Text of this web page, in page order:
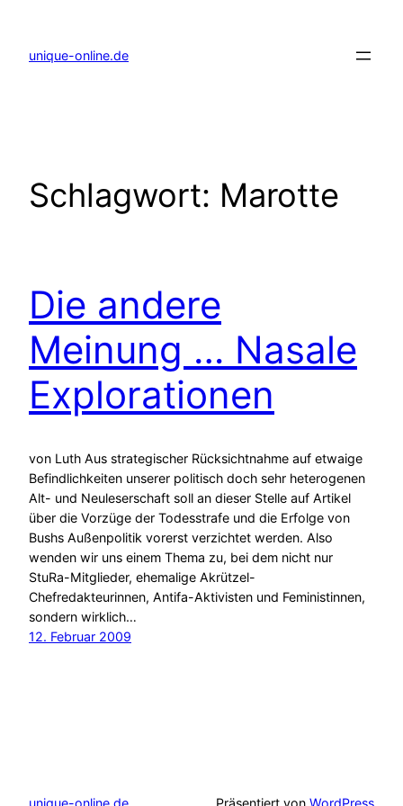
springen
unique-online.de
Schlagwort: Marotte
Die andere
Meinung … Nasale
Explorationen
von Luth Aus strategischer Rücksichtnahme auf etwaige
Befindlichkeiten unserer politisch doch sehr heterogenen
Alt- und Neuleserschaft soll an dieser Stelle auf Artikel
über die Vorzüge der Todesstrafe und die Erfolge von
Bushs Außenpolitik vorerst verzichtet werden. Also
wenden wir uns einem Thema zu, bei dem nicht nur
StuRa-Mitglieder, ehemalige Akrützel-
Chefredakteurinnen, Antifa-Aktivisten und Feministinnen,
sondern wirklich…
12. Februar 2009
unique-online.de Präsentiert von WordPress